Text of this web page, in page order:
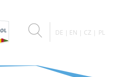
DE EN CZ PL